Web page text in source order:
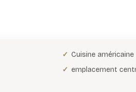
Cuisine américaine
emplacement